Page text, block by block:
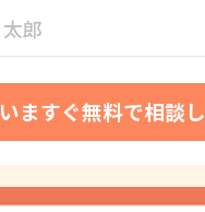
いますぐ無料で相談